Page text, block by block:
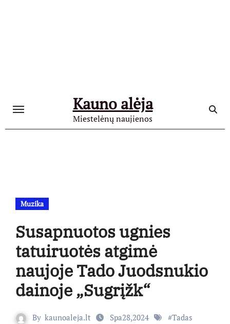
Kauno alėja
Miestelėnų naujienos
Muzika
Susapnuotos ugnies
tatuiruotės atgimė
naujoje Tado Juodsnukio
dainoje „Sugrįžk“
By kaunoaleja.lt Spa28,2024 #Tadas